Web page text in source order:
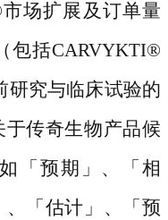
市场扩展及订单量
包括CARVYKTI®
研究与临床试验的
传奇生物产品候
「预期」、「相
「估计」、「预